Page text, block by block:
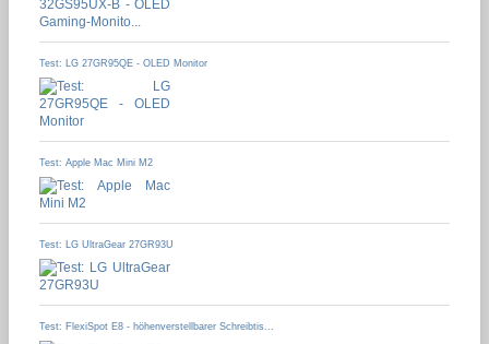
Test: LG 27GR95QE - OLED Monitor
Test: Apple Mac Mini M2
Test: LG UltraGear 27GR93U
Test: FlexiSpot E8 - höhenverstellbarer Schreibtis...